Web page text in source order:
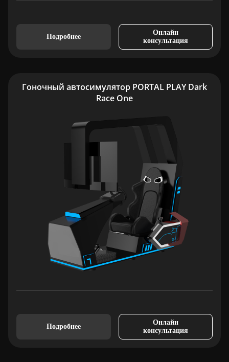
Подробнее
Онлайн
консультация
Гоночный автосимулятор PORTAL PLAY Dark
Race One
Подробнее
Онлайн
консультация